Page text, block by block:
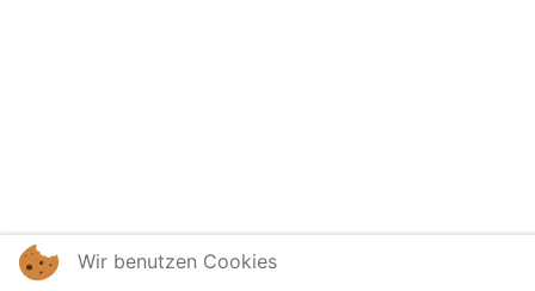
Wir benutzen Cookies